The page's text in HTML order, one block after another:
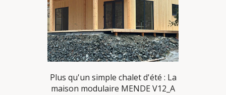
Plus qu'un simple chalet d'été : La
maison modulaire MENDE V12_A